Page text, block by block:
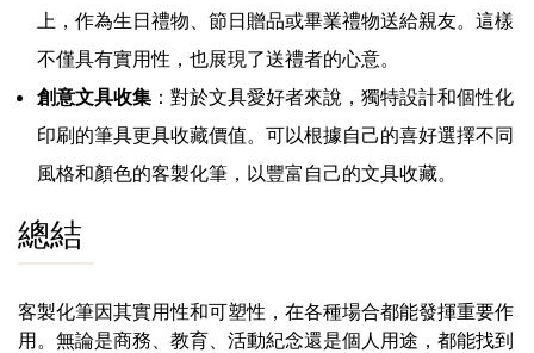
上，作為生日禮物、節日贈品或畢業禮物送給親友。這樣
不僅具有實用性，也展現了送禮者的心意。
創意文具收集 ：對於文具愛好者來說，獨特設計和個性化
印刷的筆具更具收藏價值。可以根據自己的喜好選擇不同
風格和顏色的客製化筆，以豐富自己的文具收藏。
總結
客製化筆因其實用性和可塑性，在各種場合都能發揮重要作
用。無論是商務、教育、活動紀念還是個人用途，都能找到